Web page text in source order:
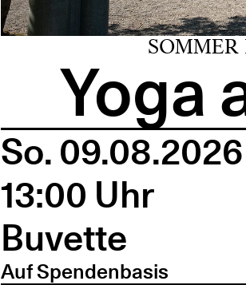
Yoga
So. 09.08.2026
13:00 Uhr
Buvette
Auf Spendenbasis